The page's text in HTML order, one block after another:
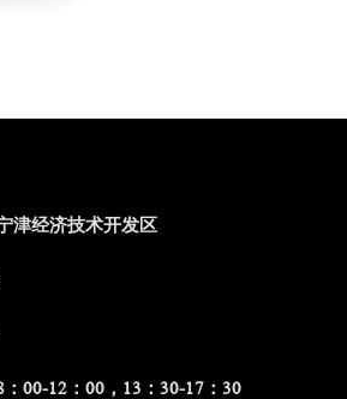
津经济技术开发区
00-12：00，13：30-17：30